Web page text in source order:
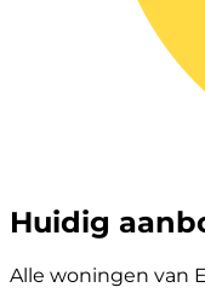
Huidig
Alle woningen van